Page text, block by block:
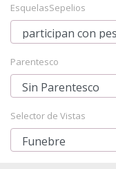
EsquelasSepelios
Parentesco
Selector de Vistas